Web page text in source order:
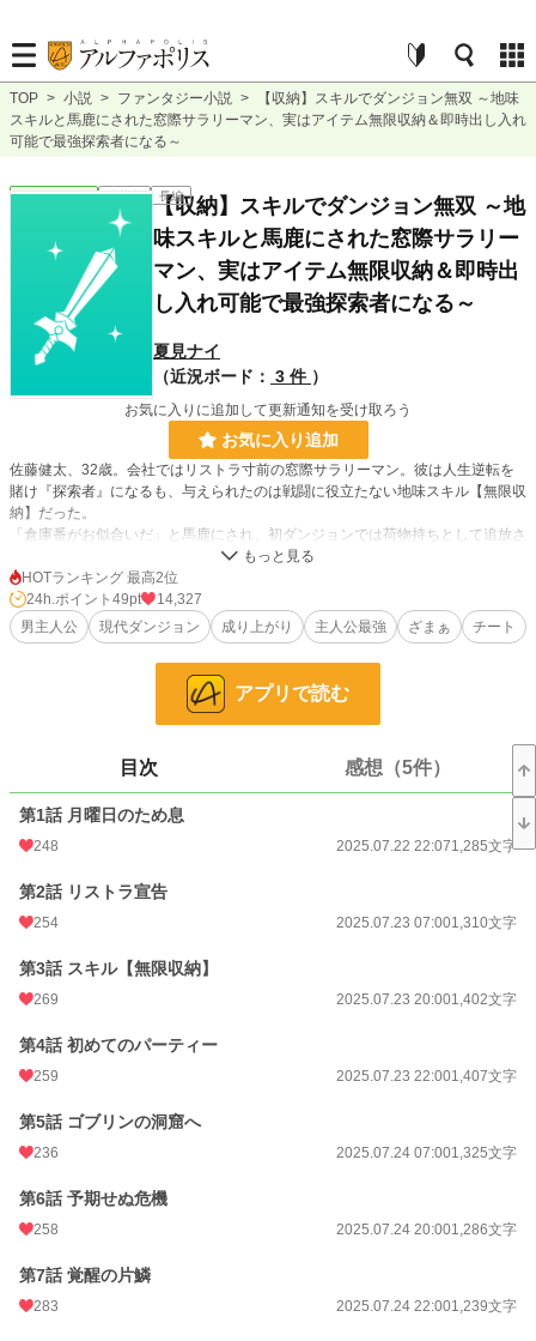
TOP > 小説 > ファンタジー小説 >
【収納】スキルでダンジョン無双 ～地味
スキルと馬鹿にされた窓際サラリーマン、実はアイテム無限収納＆即時出し入れ
可能で最強探索者になる～
ファンタジー 連載中 長編
【収納】スキルでダンジョン無双 ～地
味スキルと馬鹿にされた窓際サラリー
マン、実はアイテム無限収納＆即時出
し入れ可能で最強探索者になる～
夏見ナイ
（近況ボード： 3 件 ）
お気に入りに追加して更新通知を受け取ろう
お気に入り追加
佐藤健太、32歳。会社ではリストラ寸前の窓際サラリーマン。彼は人生逆転を
賭け『探索者』になるも、与えられたのは戦闘に役立たない地味スキル【無限収
納】だった。
「倉庫番がお似合いだ」と馬鹿にされ、初ダンジョンでは荷物持ちとして追放さ
だが彼は気づいてしまう。このスキルが、思考一つでアイテムや武器を無限に取
り出し、敵の魔法すら『収納』できる規格外のチート能力であることに！
サラリーマン時代の知恵と誰も思いつかない応用力で、地味スキルは最強スキル
へと変貌する。訳ありの美少女剣士や仲間と共に、不遇だった男の痛快な成り上
がり無双が今、始まる！
16,069 位 / 228,589 件
2,731 位 / 53,248 件
24h.ポイント
文字数 163,942
更新日時
初回公開日時 2025.07.22 22:07
週間ポイント
月間ポイント 1,117 pt (22,657 位)
累計ポイント 147,906 pt (24,117 位)
HOTランキング 最高2位
24h.ポイント 49pt
14,327
男主人公
現代ダンジョン 成り上がり 主人公最強 ざまぁ チート
アプリで読む
目次 感想（5件）
第1話 月曜日のため息
248 2025.07.22 22:071,285文字
第2話 リストラ宣告
254 2025.07.23 07:001,310文字
第3話 スキル【無限収納】
269 2025.07.23 20:001,402文字
第4話 初めてのパーティー
259 2025.07.23 22:001,407文字
第5話 ゴブリンの洞窟へ
236 2025.07.24 07:001,325文字
第6話 予期せぬ危機
258 2025.07.24 20:001,286文字
第7話 覚醒の片鱗
283 2025.07.24 22:001,239文字